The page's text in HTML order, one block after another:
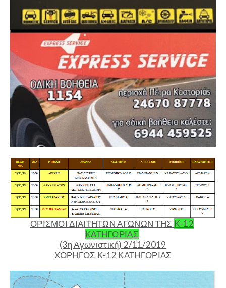
ΟΡΙΣΜΟΙ ΔΙΑΙΤΗΤΩΝ ΑΓΩΝΩΝ ΤΗΣ K-12
ΚΑΤΗΓΟΡΙΑΣ
(3η Αγωνιστική) 2/11/2019
ΧΟΡΗΓΟΣ Κ-12 ΚΑΤΗΓΟΡΙΑΣ